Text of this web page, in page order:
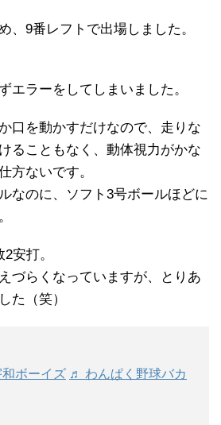
、9番レフトで出場しました。
エラーをしてしまいました。
口を動かすだけなので、走りな
ることもなく、動体視力がかな
方ないです。
なのに、ソフト3号ボールほどに
安打。
づらくなっていますが、とりあ
た（笑）
ボーイズ ♬ わんぱく野球バカ